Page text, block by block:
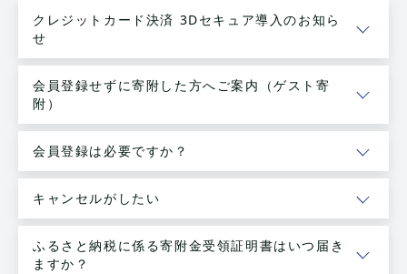
クレジットカード決済 3Dセキュア導入のお知ら
せ
会員登録せずに寄附した方へご案内（ゲスト寄
附）
会員登録は必要ですか？
キャンセルがしたい
ふるさと納税に係る寄附金受領証明書はいつ届き
ますか？